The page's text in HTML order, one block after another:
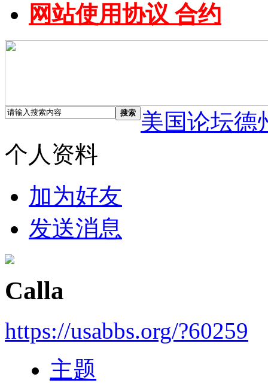
网站使用协议 合约
搜索
美国论坛德
个人资料
加为好友
发送消息
Calla
https://usabbs.org/?60259
主题